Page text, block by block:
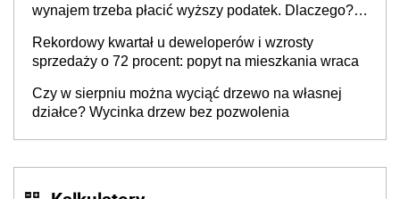
wynajem trzeba płacić wyższy podatek. Dlaczego?
Rekordowy kwartał u deweloperów i wzrosty
sprzedaży o 72 procent: popyt na mieszkania wraca
Czy w sierpniu można wyciąć drzewo na własnej
działce? Wycinka drzew bez pozwolenia